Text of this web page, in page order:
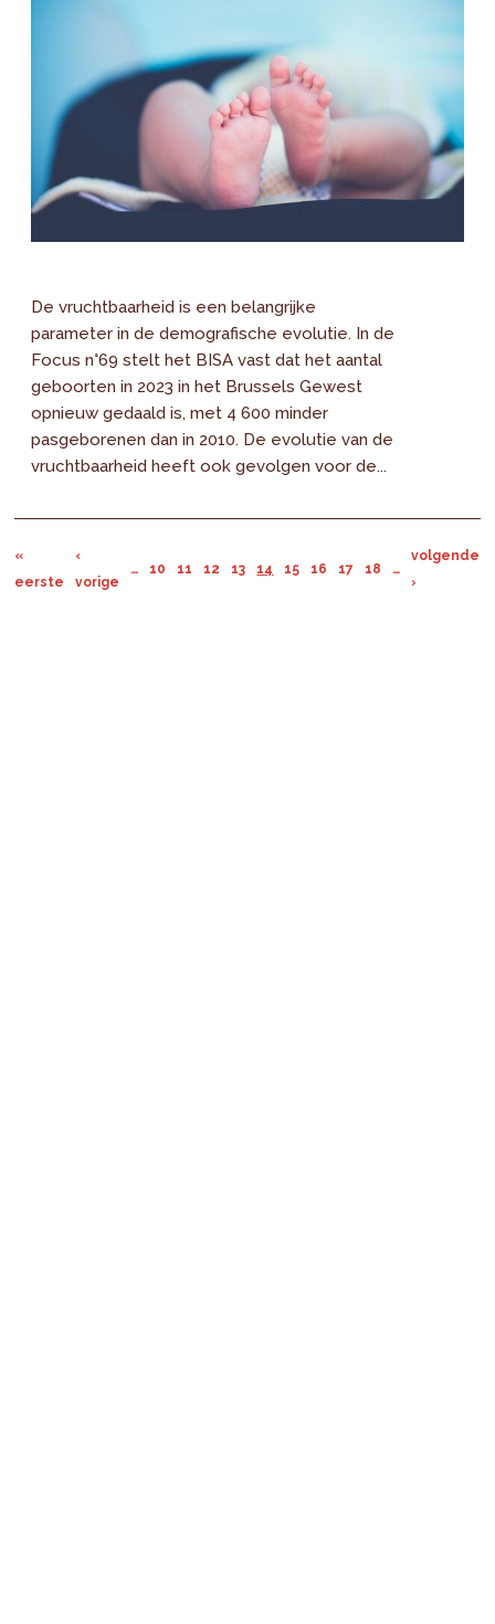
De vruchtbaarheid is een belangrijke
parameter in de demografische evolutie. In de
Focus n°69 stelt het BISA vast dat het aantal
geboorten in 2023 in het Brussels Gewest
opnieuw gedaald is, met 4 600 minder
pasgeborenen dan in 2010. De evolutie van de
vruchtbaarheid heeft ook gevolgen voor de...
«
eerste
‹
vorige
… 10 11 12 13 14 15 16 17 18 …
volgende
›